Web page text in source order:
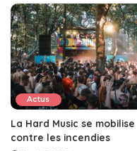
Actus
La Hard Music se mobilise
contre les incendies